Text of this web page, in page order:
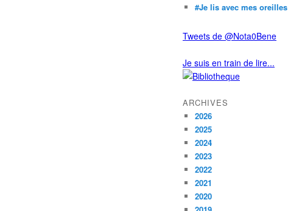
#Je lis avec mes oreilles
Tweets de @Nota0Bene
Je suis en train de lire...
ARCHIVES
2026
2025
2024
2023
2022
2021
2020